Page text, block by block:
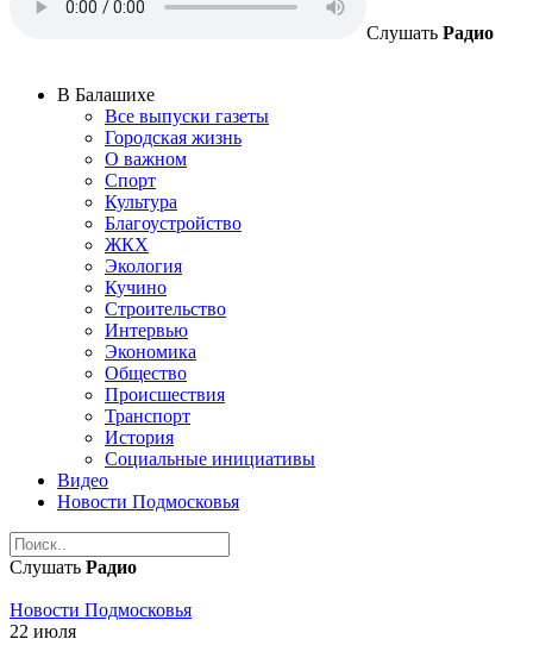
Слушать Радио
В Балашихе
Все выпуски газеты
Городская жизнь
О важном
Спорт
Культура
Благоустройство
ЖКХ
Экология
Кучино
Строительство
Интервью
Экономика
Общество
Происшествия
Транспорт
История
Социальные инициативы
Видео
Новости Подмосковья
Слушать Радио
Новости Подмосковья
22 июля